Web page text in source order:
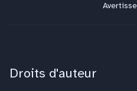
Droits d'auteur